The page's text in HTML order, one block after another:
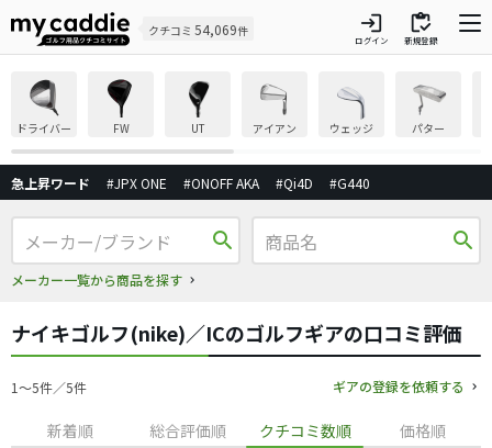
クチコミ 54,069件 login
ログイン
inventory
新規登録
ドライバー FW UT アイアン ウェッジ パター
急上昇ワード #JPX ONE #ONOFF AKA #Qi4D #G440
search
メーカー一覧から商品を探す
search
ナイキゴルフ(nike)／ICのゴルフギアの口コミ評価
1〜5件／5件 ギアの登録を依頼する
新着順 総合評価順 クチコミ数順 価格順